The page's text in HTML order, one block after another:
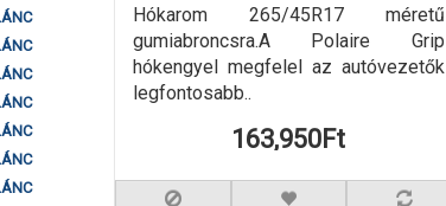
Hókarom 265/45R17 méretű
gumiabroncsra.A Polaire Grip
hókengyel megfelel az autóvezetők
legfontosabb..
163,950Ft